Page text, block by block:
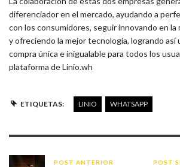
diferenciador en el mercado, ayudando a
con los consumidores, seguir innovando en la
y ofreciendo la mejor tecnología, logrando así
compra única e inigualable para todos los
plataforma de Linio.wh
ETIQUETAS: LINIO WHATSAPP
POST ANTERIOR POST